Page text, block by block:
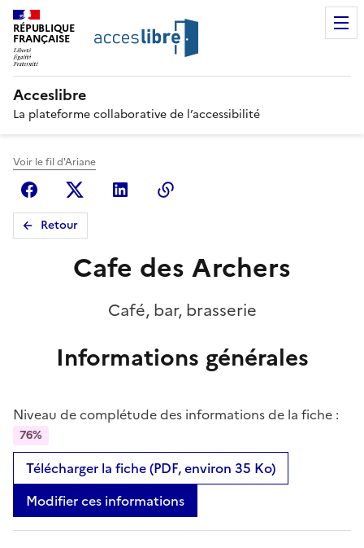
RÉPUBLIQUE
FRANÇAISE
Acceslibre
La plateforme collaborative de l’accessibilité
Voir le fil d'Ariane
FacebookX (anciennement Twitter)
Linkedin
Retour
Cafe des Archers
Café, bar, brasserie
Informations générales
Niveau de complétude des informations de la fiche :
76%
Télécharger la fiche (PDF, environ 35 Ko)
Modifier ces informations